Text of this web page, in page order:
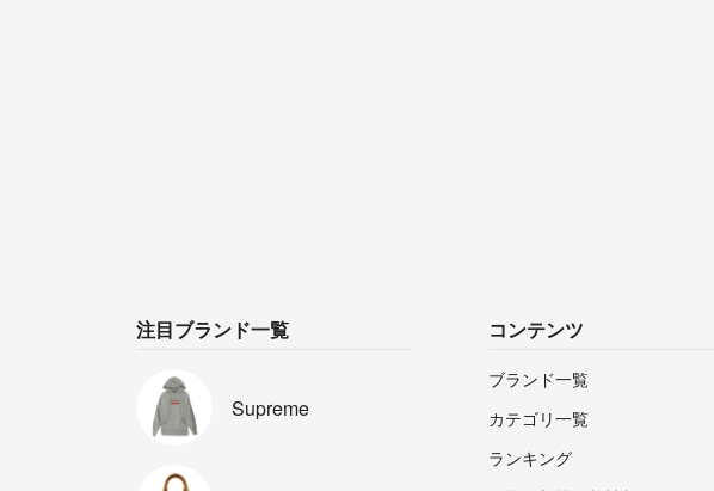
注目ブランド一覧
Supreme
コンテンツ
ブランド一覧
カテゴリ一覧
ランキング